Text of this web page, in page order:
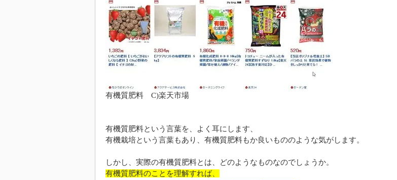
有機質肥料 C)楽天市場
有機質肥料という言葉を、よく耳にします、
有機栽培という言葉もあり、有機質肥料もか良いもののような気がします。
しかし、実際の有機質肥料とは、どのようなものなのでしょうか。
有機質肥料のことを理解すれば、